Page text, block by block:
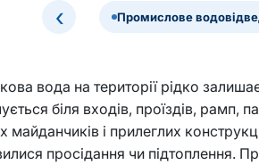
Промислове
‹
вода на території рідко
біля входів, проїздів, рамп,
майданчиків і прилеглих
просідання чи підтоплення.